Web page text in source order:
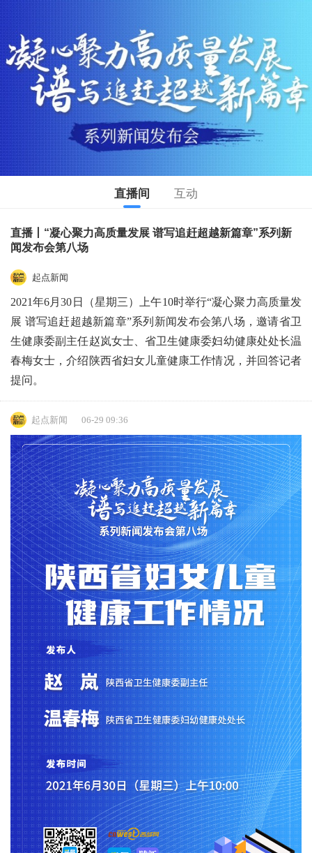
直播间 互动
直播丨“凝心聚力高质量发展 谱写追赶超越新篇章”系列新
闻发布会第八场
起点新闻
2021年6月30日（星期三）上午10时举行“凝心聚力高质量发
展 谱写追赶超越新篇章”系列新闻发布会第八场，邀请省卫
生健康委副主任赵岚女士、省卫生健康委妇幼健康处处长温
春梅女士，介绍陕西省妇女儿童健康工作情况，并回答记者
提问。
起点新闻 06-29 09:36